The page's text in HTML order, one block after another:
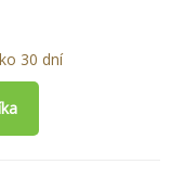
30 dní